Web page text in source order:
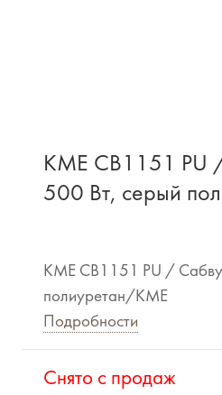
KME CB1151
500 Вт, серый
KME CB1151 PU /
полиуретан/KME
Подробности
Cнято с продаж